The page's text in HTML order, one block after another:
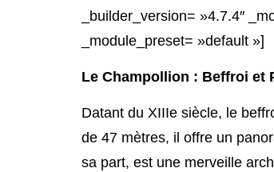
_builder_version= »4.7.4″
_module_preset= »default »]
Le Champollion : Beffroi et
Datant du XIIIe siècle, le
de 47 mètres, il offre un
sa part, est une merveille